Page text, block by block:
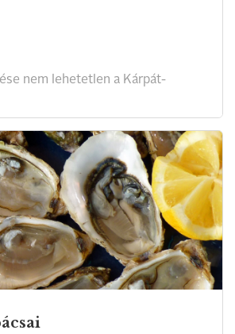
nem lehetetlen a Kárpát-